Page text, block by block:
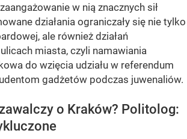
w nią znacznych sił
działania ograniczały się nie tylko
ale również działań
miasta, czyli namawiania
do wzięcia udziału w referendum
gadżetów podczas juwenaliów.
o Kraków? Politolog: